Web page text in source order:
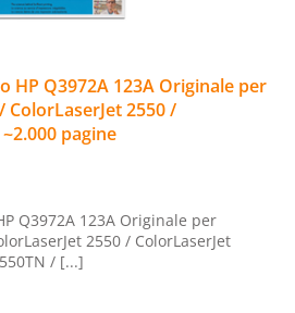
HP Q3972A 123A Originale per
ColorLaserJet 2550 /
pagine
Q3972A 123A Originale per
2550 / ColorLaserJet
/ [...]